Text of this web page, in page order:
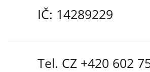
IČ: 14289229
Tel. CZ +420 602